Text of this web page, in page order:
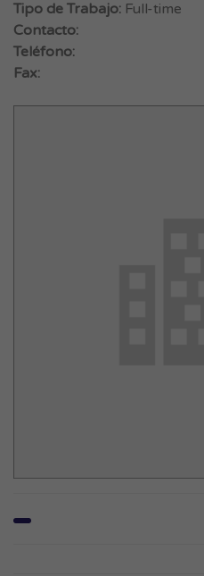
Tipo de Trabajo: Full-time
Contacto:
Teléfono:
Fax: